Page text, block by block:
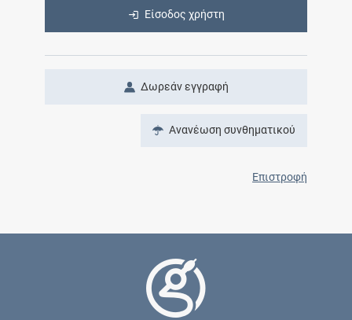
Είσοδος χρήστη
Δωρεάν εγγραφή
Ανανέωση συνθηματικού
Επιστροφή